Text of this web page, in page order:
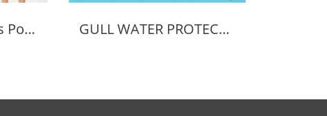
Water Pro Wildkids Poncho Unisex, Reversible Microfiber Robe. GULL WATER PROTECT POUCH 3L